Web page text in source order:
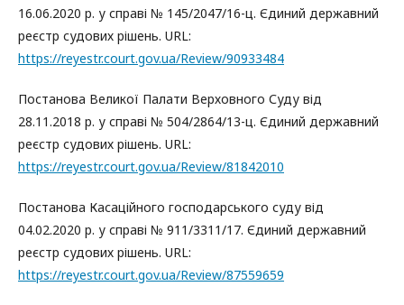
16.06.2020 р. у справі № 145/2047/16-ц. Єдиний державний
реєстр судових рішень. URL:
https://reyestr.court.gov.ua/Review/90933484
Постанова Великої Палати Верховного Суду від
28.11.2018 р. у справі № 504/2864/13-ц. Єдиний державний
реєстр судових рішень. URL:
https://reyestr.court.gov.ua/Review/81842010
Постанова Касаційного господарського суду від
04.02.2020 р. у справі № 911/3311/17. Єдиний державний
реєстр судових рішень. URL:
https://reyestr.court.gov.ua/Review/87559659